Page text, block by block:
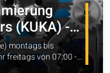
(KUKA) -
montags bis
freitags von 07:00 -
zum Angebot